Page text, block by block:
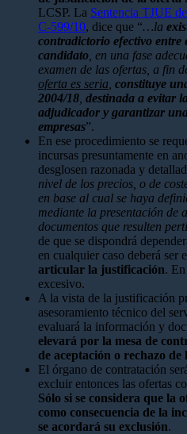
LCSP. La Sentencia TJUE
C-599/10, dice que “…la
contradictorio efectivo entre
candidato , en una fase
examen de las ofertas, a fin
oferta es seria constituye
2004/18 destinada a evitar
adjudicador y garantizar
empresas”.
En ese procedimiento se
incursas presuntamente en
desglosen razonada y
nivel de los precios, o de
en base al cual se haya
mediante la presentación de
documentos que resulten
de que se dispondrá
en cualquier caso deberá ser
articular la justificación.
excesivo.
A la vista de la justificación
asesoramiento técnico del
evaluará la información y
elevará por la mesa de
de aceptación o rechazo de
El órgano de contratación
excluir entonces las ofertas
Sólo si se considera que la
como consecuencia de la
se acordará su exclusión.